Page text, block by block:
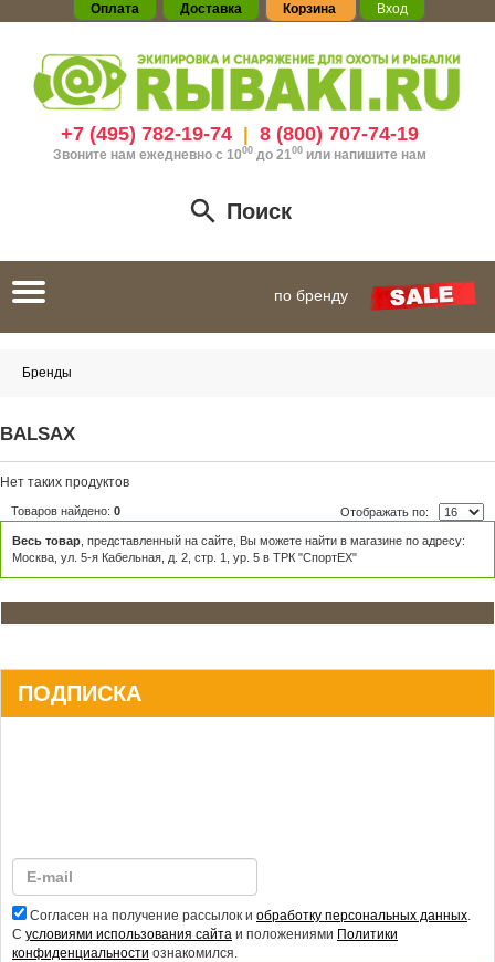
Оплата Доставка Корзина Вход
+7 (495) 782-19-74| 8 (800) 707-74-19
Звоните нам ежедневно с 1000до 21 00 или напишите нам
Поиск
Toggle
navigation
по бренду
Бренды
BALSAX
Нет таких продуктов
Товаров найдено: 0 Отображать по:
Весь товар , представленный на сайте, Вы можете найти в магазине по адресу:
Москва, ул. 5-я Кабельная, д. 2, стр. 1, ур. 5 в ТРК "СпортЕХ"
ПОДПИСКА
Согласен на получение рассылок и обработку персональных данных
С условиями использования сайта и положениями Политики
конфиденциальности ознакомился.